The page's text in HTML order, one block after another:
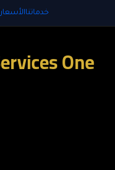
خدماتناالأسعار